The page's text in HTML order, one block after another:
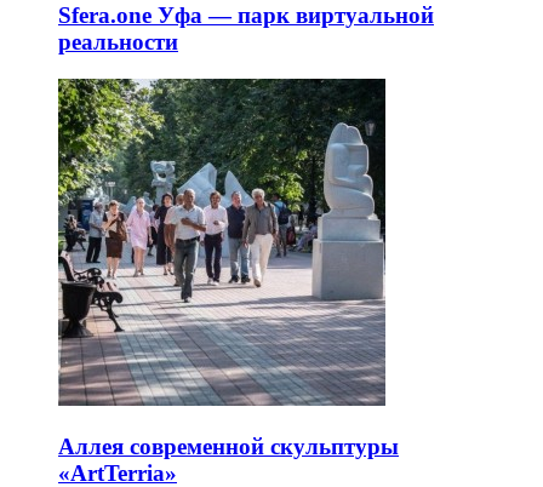
Sfera.one Уфа — парк виртуальной
реальности
Аллея современной скульптуры
«ArtTerria»